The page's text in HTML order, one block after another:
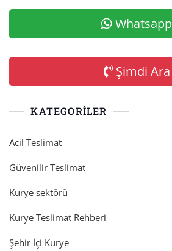
Whatsapp
Şimdi Ara
KATEGORILER
Acil Teslimat
Güvenilir Teslimat
Kurye sektörü
Kurye Teslimat Rehberi
Şehir İçi Kurye